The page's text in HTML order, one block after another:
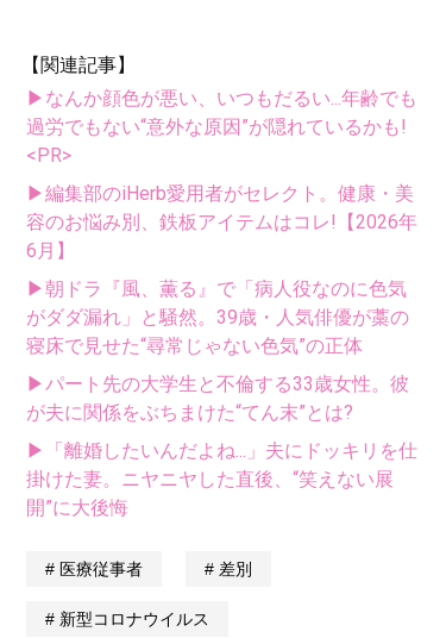
【関連記事】
▶なんか顔色が悪い、いつもだるい...年齢でも
過労でもない“意外な原因”が隠れているかも!
<PR>
▶編集部のiHerb愛用者がセレクト。健康・美
容のお悩み別、鉄板アイテムはコレ!【2026年
6月】
▶朝ドラ『風、薫る』で「病人役なのに色気
がダダ漏れ」と騒然。39歳・人気俳優が藁の
寝床で見せた“尋常じゃない色気”の正体
▶パート先の大学生と不倫する33歳女性。彼
が夫に関係をぶちまけた“てん末”とは?
▶「離婚したいんだよね...」夫にドッキリを仕
掛けた妻。ニヤニヤした直後、“笑えない展
開”に大後悔
医療従事者 差別
新型コロナウイルス